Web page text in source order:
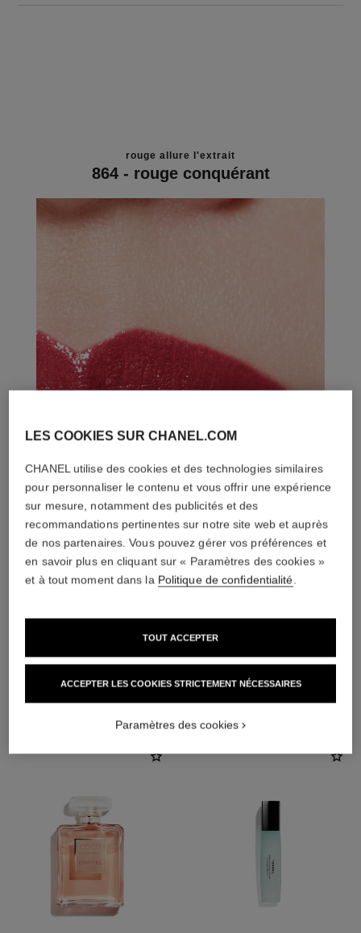
rouge allure l'extrait
864 - rouge conquérant
L'ACCORD PARFAIT
LES COOKIES SUR CHANEL.COM
CHANEL utilise des cookies et des technologies similaires
pour personnaliser le contenu et vous offrir une expérience
sur mesure, notamment des publicités et des
recommandations pertinentes sur notre site web et auprès
de nos partenaires. Vous pouvez gérer vos préférences et
en savoir plus en cliquant sur « Paramètres des cookies »
et à tout moment dans la Politique de confidentialité.
ACCEPTER LES COOKIES STRICTEMENT NÉCESSAIRES
TOUT ACCEPTER
Paramètres des cookies